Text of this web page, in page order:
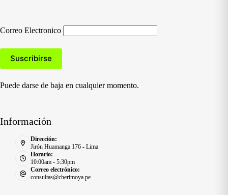
Correo Electronico
Puede darse de baja en cualquier momento.
Información
Dirección:
Jirón Huamanga 176 - Lima
Horario:
10:00am - 5:30pm
Correo electrónico:
consultas@cherimoya.pe